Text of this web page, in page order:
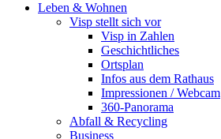
Leben & Wohnen
Visp stellt sich vor
Visp in Zahlen
Geschichtliches
Ortsplan
Infos aus dem Rathaus
Impressionen / Webcam
360-Panorama
Abfall & Recycling
Business